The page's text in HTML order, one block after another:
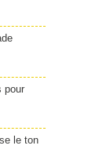
pour
le ton